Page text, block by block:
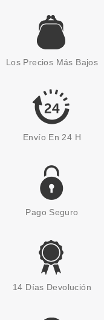
Los Precios Más Bajos
Envío En 24 H
Pago Seguro
14 Días Devolución